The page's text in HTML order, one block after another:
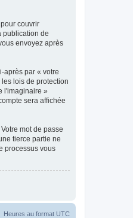
couvrir
publication de
envoyez après
après par « votre
lois de protection
l'imaginaire »
sera affichée
mot de passe
tierce partie ne
processus vous
Heures au format UTC